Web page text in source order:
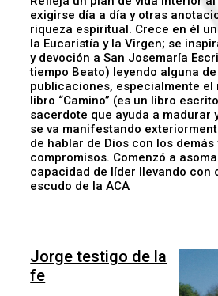
exigirse día a día y otras
riqueza espiritual. Crece en él
la Eucaristía y la Virgen; se
y devoción a San Josemaría
tiempo Beato) leyendo alguna
publicaciones, especialmente el
libro “Camino” (es un libro
sacerdote que ayuda a madurar
se va manifestando
de hablar de Dios con los
compromisos. Comenzó a
capacidad de líder llevando con
escudo de la ACA
Jorge testigo de la
fe